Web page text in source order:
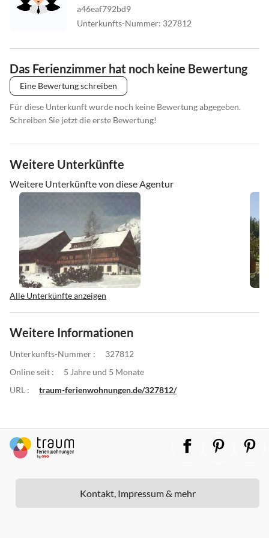
a46eaf792bd9
Unterkunfts-Nummer: 327812
Das Ferienzimmer hat noch keine Bewertung
Eine Bewertung schreiben
Für diese Unterkunft wurde noch keine Bewertung abgegeben.
Schreiben Sie jetzt die erste Bewertung!
Weitere Unterkünfte
Weitere Unterkünfte von diese Agentur
Alle Unterkünfte anzeigen
Weitere Informationen
Unterkunfts-Nummer :
327812
Online seit :
5 Jahre und 5 Monate
URL :
traum-ferienwohnungen.de/327812/
Kontakt, Impressum & mehr